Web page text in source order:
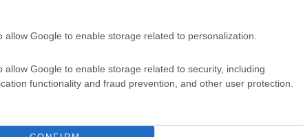
allow Google to enable storage related to personalization.
allow Google to enable storage related to security, including
functionality and fraud prevention, and other user protection.